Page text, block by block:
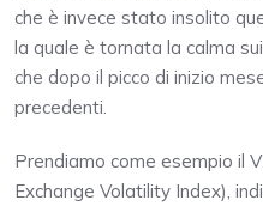
che è invece stato insolito
la quale è tornata la calma
che dopo il picco di inizio
precedenti.
Prendiamo come esempio il
Exchange Volatility Index),